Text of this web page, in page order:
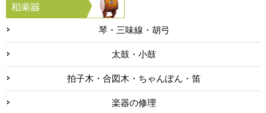
琴・三味線・胡弓
太鼓・小鼓
拍子木・合図木・ちゃんぽん・笛
楽器の修理